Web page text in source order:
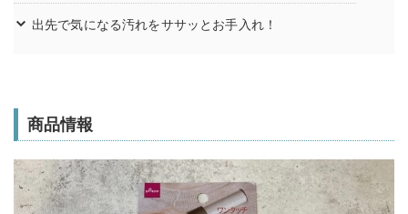
出先で気になる汚れをササッとお手入れ！
商品情報